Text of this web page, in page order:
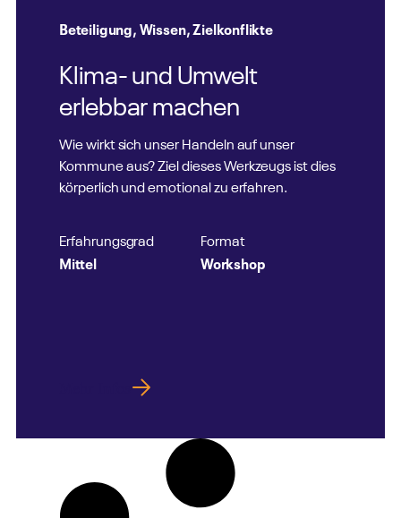
Beteiligung,Wissen,Zielkonflikte
Klima- und Umwelt
erlebbar machen
Wie wirkt sich unser Handeln auf unser
Kommune aus? Ziel dieses Werkzeugs ist dies
körperlich und emotional zu erfahren.
Erfahrungsgrad
Mittel
Format
Workshop